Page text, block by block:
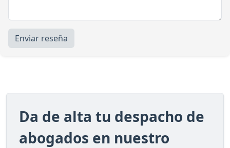
Enviar reseña
Da de alta tu despacho de
abogados en nuestro